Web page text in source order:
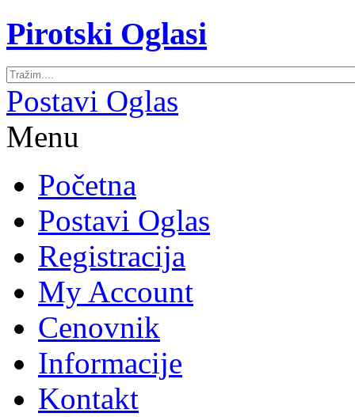
Pirotski Oglasi
Postavi Oglas
Menu
Početna
Postavi Oglas
Registracija
My Account
Cenovnik
Informacije
Kontakt